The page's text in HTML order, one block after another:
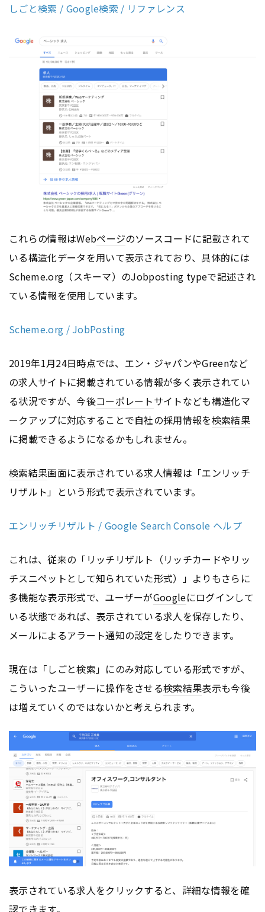
しごと検索 / Google検索 / リファレンス
これらの情報はWebページのソースコードに記載されて
いる構造化データを用いて表示されており、具体的には
Scheme.org（スキーマ）のJobposting typeで記述され
ている情報を使用しています。
Scheme.org / JobPosting
2019年1月24日時点では、エン・ジャパンやGreenなど
の求人サイトに掲載されている情報が多く表示されてい
る状況ですが、今後コーポレートサイトなども構造化マ
ークアップに対応することで自社の採用情報を検索結果
に掲載できるようになるかもしれません。
検索結果画面に表示されている求人情報は「エンリッチ
リザルト」という形式で表示されています。
エンリッチリザルト / Google Search Console ヘルプ
これは、従来の「リッチリザルト（リッチカードやリッ
チスニペットとして知られていた形式）」よりもさらに
多機能な表示形式で、ユーザーがGoogleにログインして
いる状態であれば、表示されている求人を保存したり、
メールによるアラート通知の設定をしたりできます。
現在は「しごと検索」にのみ対応している形式ですが、
こういったユーザーに操作をさせる検索結果表示も今後
は増えていくのではないかと考えられます。
表示されている求人をクリックすると、詳細な情報を確